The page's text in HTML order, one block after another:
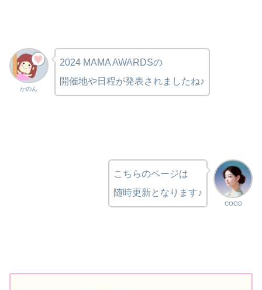
かのん
2024 MAMA AWARDSの
開催地や日程が発表されましたね♪
COCO
こちらのページは
随時更新となります♪